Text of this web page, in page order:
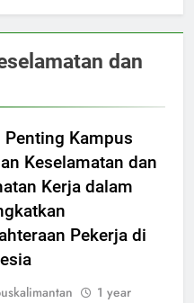
dan
Penting Kampus
Keselamatan dan
Kerja dalam
Pekerja di
1 year